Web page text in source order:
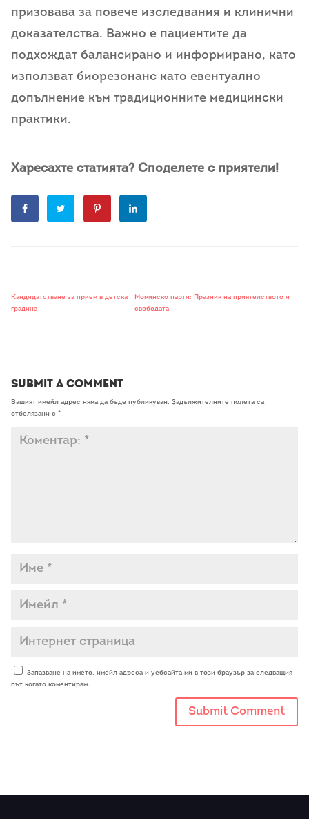
призовава за повече изследвания и клинични
доказателства. Важно е пациентите да
подхождат балансирано и информирано, като
използват биорезонанс като евентуално
допълнение към традиционните медицински
практики.
Харесахте статията? Споделете с приятели!
Кандидатстване за прием в детска
градина
Моминско парти: Празник на приятелството и
свободата
Submit a Comment
Вашият имейл адрес няма да бъде публикуван. Задължителните полета са
отбелязани с *
Запазване на името, имейл адреса и уебсайта ми в този браузър за следващия
път когато коментирам.